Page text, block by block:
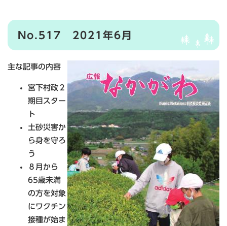
No.517 2021年6月
主な記事の内容
宮下村政２
期目スター
ト
土砂災害か
ら身を守ろ
う
８月から
65歳未満
の方を対象
にワクチン
接種が始ま